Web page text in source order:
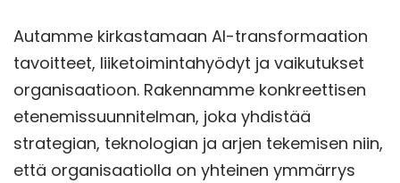
Autamme kirkastamaan AI-transformaation
tavoitteet, liiketoimintahyödyt ja vaikutukset
organisaatioon. Rakennamme konkreettisen
etenemissuunnitelman, joka yhdistää
strategian, teknologian ja arjen tekemisen niin,
että organisaatiolla on yhteinen ymmärrys